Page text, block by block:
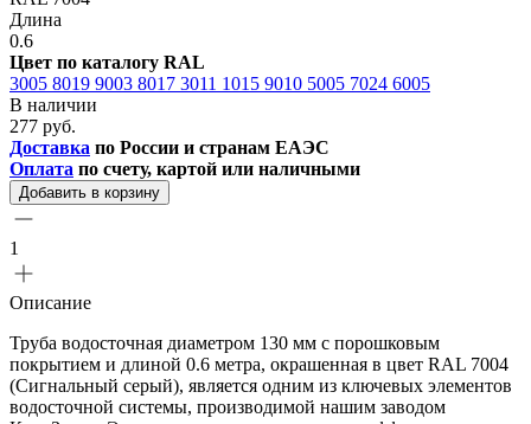
Длина
0.6
Цвет по каталогу RAL
3005 8019 9003 8017 3011 1015 9010 5005 7024 6005
В наличии
277 руб.
Доставка по России и странам ЕАЭС
Оплата по счету, картой или наличными
Добавить в корзину
1
Описание
Труба водосточная диаметром 130 мм с порошковым
покрытием и длиной 0.6 метра, окрашенная в цвет RAL 7004
(Сигнальный серый), является одним из ключевых элементов
водосточной системы, производимой нашим заводом